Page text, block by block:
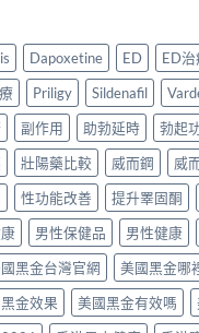
Dapoxetine ED ED治
Priligy Sildenafil
副作用 助勃延時
勃起
壯陽藥比較 威而鋼 威
性功能改善 提升睪固酮
男性保健品 男性健康
黑金台灣官網
美國黑金哪
金效果 美國黑金有效嗎